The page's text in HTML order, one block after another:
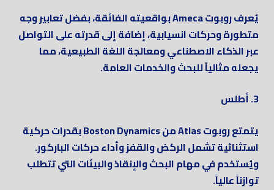
يُعرف روبوت Ameca بواقعيته الفائقة، بفضل تعابير وجه
متطورة وحركات انسيابية، إضافة إلى قدرته على التواصل
عبر الذكاء الاصطناعي ومعالجة اللغة الطبيعية، مما
يجعله مثالياً للبحث والخدمات العامة.
3. أطلس
يتمتع روبوت Atlas من Boston Dynamics بقدرات حركية
استثنائية تشمل الركض والقفز وأداء حركات الباركور.
ويُستخدم في مهام البحث والإنقاذ والبيئات التي تتطلب
توازناً عالياً.